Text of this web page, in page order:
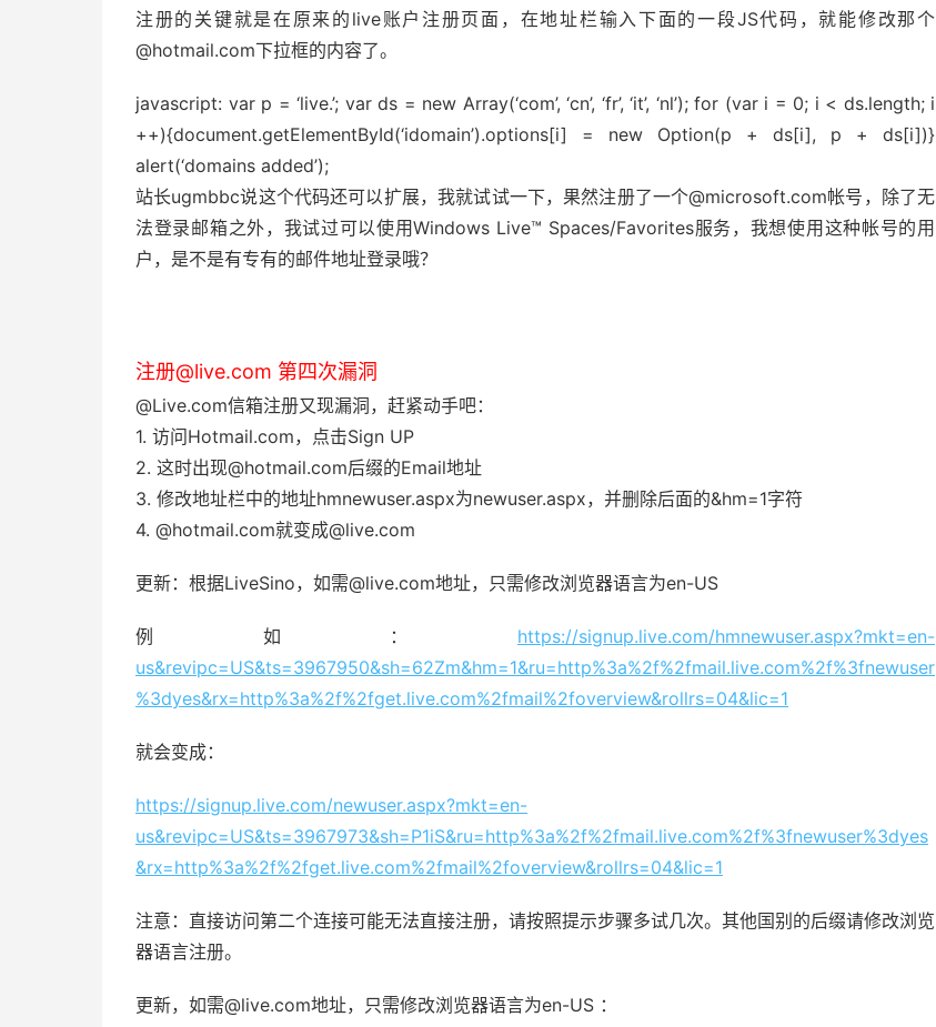
注册的关键就是在原来的live账户注册页面，在地址栏输入下面的一段JS代码，就能修改那个
@hotmail.com下拉框的内容了。
javascript: var p = ‘live.’; var ds = new Array(‘com’, ‘cn’, ‘fr’, ‘it’, ‘nl’); for (var i = 0; i < ds.length; i
++){document.getElementById(‘idomain’).options[i] = new Option(p + ds[i], p + ds[i])}
alert(‘domains added’);
站长ugmbbc说这个代码还可以扩展，我就试试一下，果然注册了一个@microsoft.com帐号，除了无
法登录邮箱之外，我试过可以使用Windows Live™ Spaces/Favorites服务，我想使用这种帐号的用
户，是不是有专有的邮件地址登录哦？
注册@live.com 第四次漏洞
@Live.com信箱注册又现漏洞，赶紧动手吧：
1. 访问Hotmail.com，点击Sign UP
2. 这时出现@hotmail.com后缀的Email地址
3. 修改地址栏中的地址hmnewuser.aspx为newuser.aspx，并删除后面的&hm=1字符
4. @hotmail.com就变成@live.com
更新：根据LiveSino，如需@live.com地址，只需修改浏览器语言为en-US
例如： https://signup.live.com/hmnewuser.aspx?mkt=en-
us&revipc=US&ts=3967950&sh=62Zm&hm=1&ru=http%3a%2f%2fmail.live.com%2f%3fnewuser
%3dyes&rx=http%3a%2f%2fget.live.com%2fmail%2foverview&rollrs=04&lic=1
就会变成：
https://signup.live.com/newuser.aspx?mkt=en-
us&revipc=US&ts=3967973&sh=P1iS&ru=http%3a%2f%2fmail.live.com%2f%3fnewuser%3dyes
&rx=http%3a%2f%2fget.live.com%2fmail%2foverview&rollrs=04&lic=1
注意：直接访问第二个连接可能无法直接注册，请按照提示步骤多试几次。其他国别的后缀请修改浏览
器语言注册。
更新，如需@live.com地址，只需修改浏览器语言为en-US ：